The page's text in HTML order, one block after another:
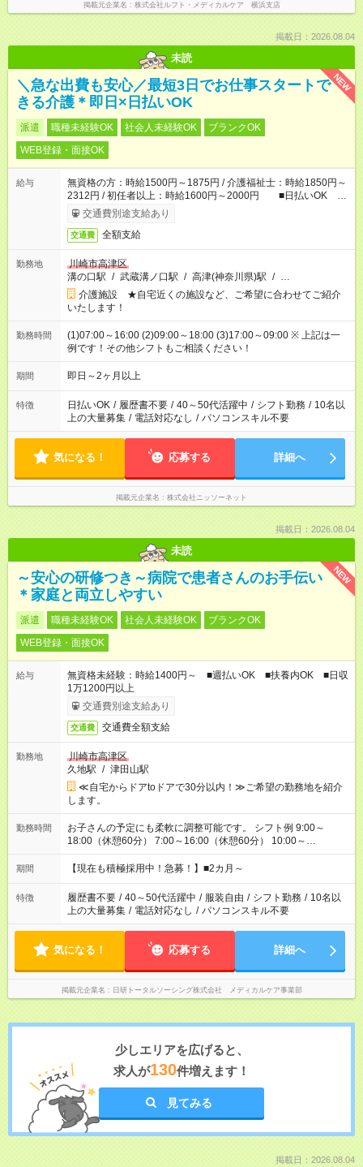
掲載元企業名 株式会社ルフト・メディカルケア 横浜支店
掲載日：2026.08.04
未読
NEW
＼急な出費も安心／最短3日でお仕事スタートで
きる介護＊即日×日払いOK
派遣 職種未経験OK 社会人未経験OK
ブランクOK
WEB登録・面接OK
給与
無資格の方：時給1500円～1875円 / 介護福祉士：時給1850円～
2312円 / 初任者以上：時給1600円～2000円 ■日払いOK ■
日収例：1万2000円（時給1500円×8h）
交通費別途支給あり
交通費 全額支給
勤務地
川崎市高津区
溝の口駅 / 武蔵溝ノ口駅 / 高津(神奈川県)駅 / …
介護施設 ★自宅近くの施設など、ご希望に合わせてご紹介
いたします！
勤務時間
(1)07:00～16:00 (2)09:00～18:00 (3)17:00～09:00 ※ 上記は一
例です！その他シフトもご相談ください！
期間 即日～2ヶ月以上
特徴 日払いOK / 履歴書不要 / 40～50代活躍中 / シフト勤務 / 10名以
上の大量募集 / 電話対応なし / パソコンスキル不要
気になる！ 応募する 詳細へ
掲載元企業名 株式会社ニッソーネット
掲載日：2026.08.04
未読
NEW
～安心の研修つき～病院で患者さんのお手伝い
＊家庭と両立しやすい
派遣 職種未経験OK 社会人未経験OK
ブランクOK
WEB登録・面接OK
給与
無資格未経験：時給1400円～ ■週払いOK ■扶養内OK ■日収
1万1200円以上
交通費別途支給あり
交通費 交通費全額支給
勤務地
川崎市高津区
久地駅 / 津田山駅
≪自宅からドアtoドアで30分以内！≫ご希望の勤務地を紹介
します。
勤務時間
お子さんの予定にも柔軟に調整可能です。 シフト例 9:00～
18:00（休憩60分） 7:00～16:00（休憩60分） 10:00～
19:00（休憩60分） ※Wワーク希望の方へ 今ご覧のお仕事で希
望する勤務時間と、もう1つのお仕事の勤務時間の合計が 週40
期間 【現在も積極採用中！急募！】■2カ月～
特徴 履歴書不要 / 40～50代活躍中 / 服装自由 / シフト勤務 / 10名以
上の大量募集 / 電話対応なし / パソコンスキル不要
気になる！ 応募する 詳細へ
掲載元企業名 日研トータルソーシング株式会社 メディカルケア事業部
少しエリアを広げると、
求人が130件増えます！
見てみる
掲載日：2026.08.04